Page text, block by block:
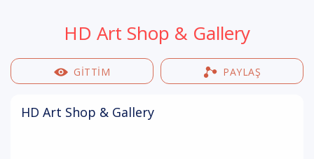
HD Art Shop & Gallery
GİTTİM PAYLAŞ
HD Art Shop & Gallery